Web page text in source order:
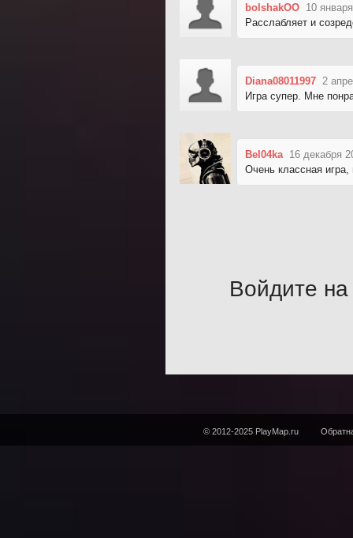
bolshakOO 10
Расслабляет и
Diana08011997 2
Игра супер. Мне
Bel04ka 16 декабря
Очень классная
Войдите на
© 2012-2025 PlayMap.ru